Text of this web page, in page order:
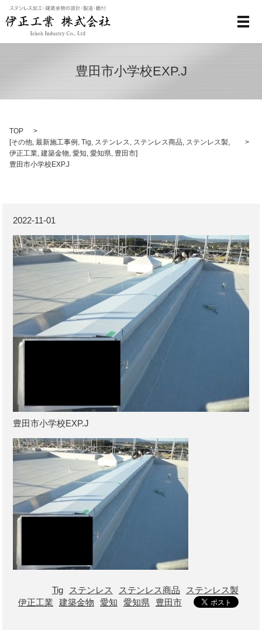
メ
豊田市小学校EXP.J
TOP
[その他,最新施工事例 ,Tig, ステンレス, ステンレス商品, ステンレス製,
伊正工業,建築金物,愛知,愛知県, 豊田市]
豊田市小学校EXP.J
2022-11-01
豊田市小学校EXP.J
Tig ステンレス ステンレス商品
ステンレス製
伊正工業
建築金物 愛知 愛知県 豊田市